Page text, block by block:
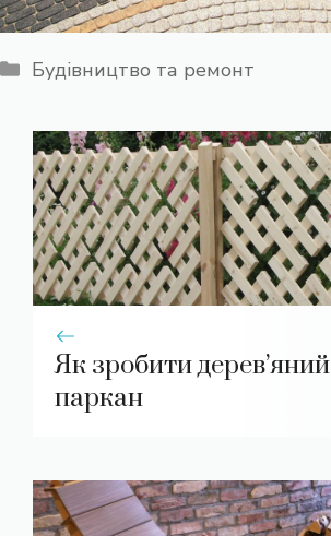
Категорії
Будівництво та ремонт
Як зробити дерев’яний
паркан